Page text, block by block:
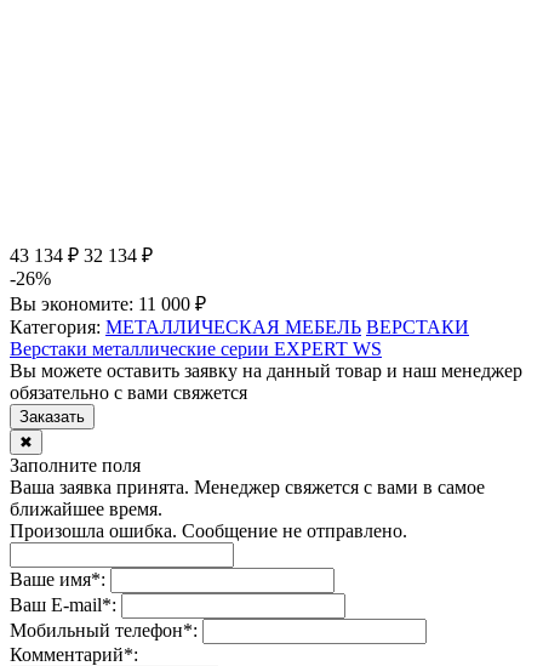
43 134 ₽ 32 134 ₽
-26%
Вы экономите: 11 000 ₽
Категория: МЕТАЛЛИЧЕСКАЯ МЕБЕЛЬ ВЕРСТАКИ
Верстаки металлические серии EXPERT WS
Вы можете оставить заявку на данный товар и наш менеджер
обязательно с вами свяжется
Заказать
✖
Заполните поля
Ваша заявка принята. Менеджер свяжется с вами в самое
ближайшее время.
Произошла ошибка. Сообщение не отправлено.
Ваше имя*:
Ваш E-mail*:
Мобильный телефон*:
Комментарий*: